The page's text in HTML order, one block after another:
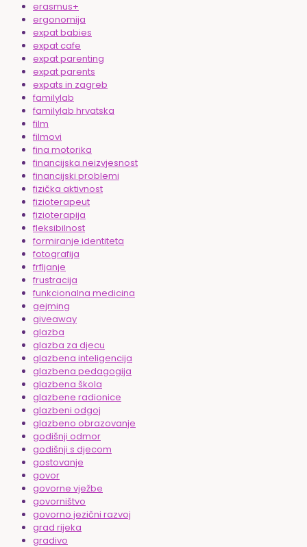
erasmus+
ergonomija
expat babies
expat cafe
expat parenting
expat parents
expats in zagreb
familylab
familylab hrvatska
film
filmovi
fina motorika
financijska neizvjesnost
financijski problemi
fizička aktivnost
fizioterapeut
fizioterapija
fleksibilnost
formiranje identiteta
fotografija
frfljanje
frustracija
funkcionalna medicina
gejming
giveaway
glazba
glazba za djecu
glazbena inteligencija
glazbena pedagogija
glazbena škola
glazbene radionice
glazbeni odgoj
glazbeno obrazovanje
godišnji odmor
godišnji s djecom
gostovanje
govor
govorne vježbe
govorništvo
govorno jezični razvoj
grad rijeka
gradivo